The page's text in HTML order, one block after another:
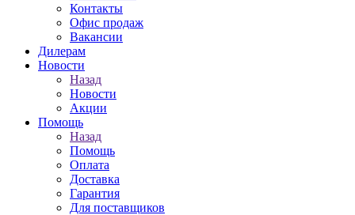
Контакты
Офис продаж
Вакансии
Дилерам
Новости
Назад
Новости
Акции
Помощь
Назад
Помощь
Оплата
Доставка
Гарантия
Для поставщиков